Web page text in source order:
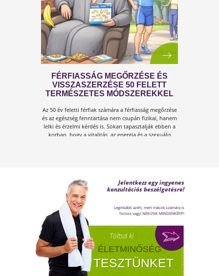
rendszere komoly terhelés alá kerül.Tünetek,
megoldások!
FÉRFI VÁLTOZÓKOR - A
LEHETŐSÉGET LÁSD MEG
Sokan gondolják, hogy a változókor csak a
nőket érinti. Valójában a férfiaknál is
jelentkezik a tesztoszteronszint fokozatos
csökkenése, amit andropauzának vagy